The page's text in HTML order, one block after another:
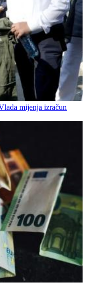
mijenja izračun